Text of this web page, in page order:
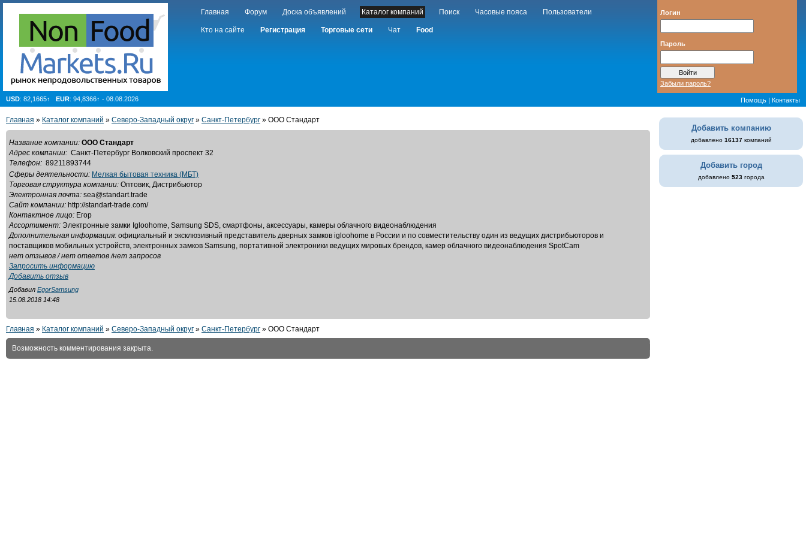
Логин
Пароль
Забыли пароль?
Главная Форум Доска объявлений Каталог компаний Поиск Часовые пояса Пользователи
Кто на сайте Регистрация Торговые сети Чат Food
Помощь | Контакты
USD: 82,1665↑ EUR: 94,8366↑ - 08.08.2026
Главная » Каталог компаний » Северо-Западный округ » Санкт-Петербург » ООО Стандарт
Название компании: ООО Стандарт
Адрес компании: Санкт-Петербург Волковский проспект 32
Телефон: 89211893744
Сферы деятельности: Мелкая бытовая техника (МБТ)
Торговая структура компании: Оптовик, Дистрибьютор
Электронная почта: sea@standart.trade
Сайт компании: http://standart-trade.com/
Контактное лицо: Егор
Ассортимент: Электронные замки Igloohome, Samsung SDS, смартфоны, аксессуары, камеры облачного видеонаблюдения
Дополнительная информация: официальный и эксклюзивный представитель дверных замков igloohome в России и по совместительству один из ведущих дистрибьюторов и
поставщиков мобильных устройств, электронных замков Samsung, портативной электроники ведущих мировых брендов, камер облачного видеонаблюдения SpotCam
нет отзывов / нет ответов /нет запросов
Запросить информацию
Добавить отзыв
Добавил EgorSamsung
15.08.2018 14:48
Главная » Каталог компаний » Северо-Западный округ » Санкт-Петербург » ООО Стандарт
Возможность комментирования закрыта.
Добавить компанию
добавлено 16137компаний
Добавить город
добавлено 523города